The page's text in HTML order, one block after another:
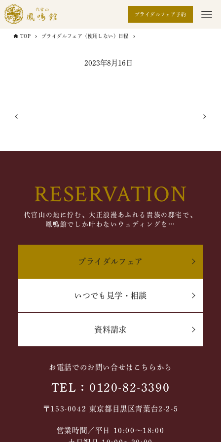
ブライダルフェア予約
TOP ブライダルフェア（使用しない）日程
2023年8月16日
RESERVATION
代官山の地に佇む、大正浪漫あふれる貴族の邸宅で、
鳳鳴館でしか叶わないウェディングを…
ブライダルフェア
いつでも見学・相談
資料請求
お電話でのお問い合せはこちらから
TEL：0120-82-3390
〒153-0042 東京都目黒区青葉台2-2-5
営業時間／平日 10:00～18:00